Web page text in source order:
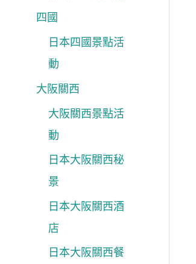
四國
日本四國景點活
動
大阪關西
大阪關西景點活
動
日本大阪關西秘
景
日本大阪關西酒
店
日本大阪關西餐